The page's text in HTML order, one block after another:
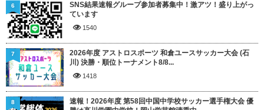
SNS結果速報グループ参加者募集中！激アツ！盛り上がっ
ています
1540
6
2026年度 アストロスポーツ 和倉ユースサッカー大会 (石
川) 決勝・順位トーナメント8/8...
1418
7
速報！2026年度 第58回中国中学校サッカー選手権大会 優
8